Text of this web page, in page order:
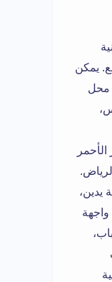
48 متر مربع. يمكن
محل
يدين،
واجهة
زجاجية، لوحة خارجية للمحل، ثلاجة 2 باب،